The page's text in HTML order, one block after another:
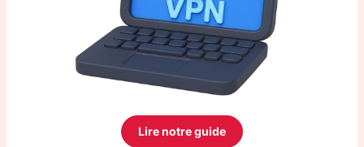
Lire notre guide